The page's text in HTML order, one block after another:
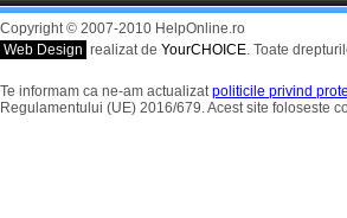
Copyright © 2007-2010 HelpOnline.ro
Web Design realizat de YourCHOICE. Toate
Te informam ca ne-am actualizatpoliticile privind
Regulamentului (UE) 2016/679. Acest site foloseste